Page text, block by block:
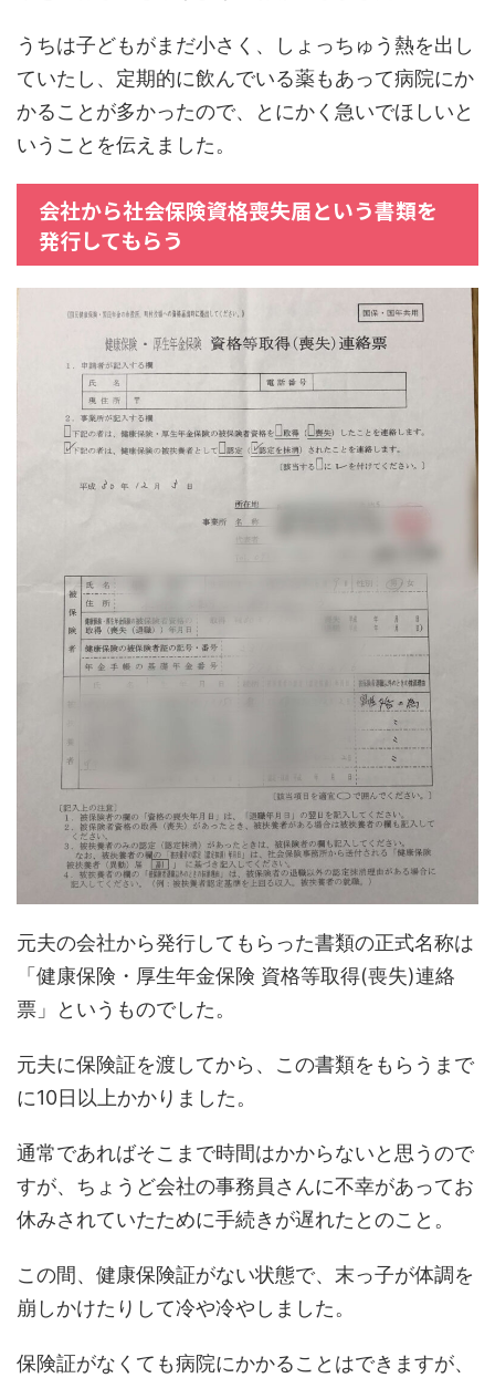
うちは子どもがまだ小さく、しょっちゅう熱を出し
ていたし、定期的に飲んでいる薬もあって病院にか
かることが多かったので、とにかく急いでほしいと
いうことを伝えました。
会社から社会保険資格喪失届という書類を
発行してもらう
元夫の会社から発行してもらった書類の正式名称は
「健康保険・厚生年金保険 資格等取得(喪失)連絡
票」というものでした。
元夫に保険証を渡してから、この書類をもらうまで
に10日以上かかりました。
通常であればそこまで時間はかからないと思うので
すが、ちょうど会社の事務員さんに不幸があってお
休みされていたために手続きが遅れたとのこと。
この間、健康保険証がない状態で、末っ子が体調を
崩しかけたりして冷や冷やしました。
保険証がなくても病院にかかることはできますが、